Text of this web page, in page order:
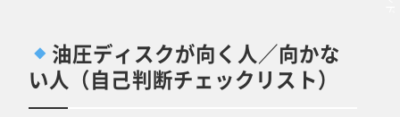
油圧ディスクが向く人／向かな
い人（自己判断チェックリスト）